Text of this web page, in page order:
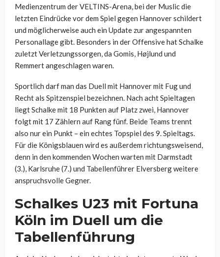
Medienzentrum der VELTINS-Arena, bei der Muslic die
letzten Eindrücke vor dem Spiel gegen Hannover schildert
und möglicherweise auch ein Update zur angespannten
Personallage gibt. Besonders in der Offensive hat Schalke
zuletzt Verletzungssorgen, da Gomis, Højlund und
Remmert angeschlagen waren.
Sportlich darf man das Duell mit Hannover mit Fug und
Recht als Spitzenspiel bezeichnen. Nach acht Spieltagen
liegt Schalke mit 18 Punkten auf Platz zwei, Hannover
folgt mit 17 Zählern auf Rang fünf. Beide Teams trennt
also nur ein Punkt – ein echtes Topspiel des 9. Spieltags.
Für die Königsblauen wird es außerdem richtungsweisend,
denn in den kommenden Wochen warten mit Darmstadt
(3.), Karlsruhe (7.) und Tabellenführer Elversberg weitere
anspruchsvolle Gegner.
Schalkes U23 mit Fortuna
Köln im Duell um die
Tabellenführung